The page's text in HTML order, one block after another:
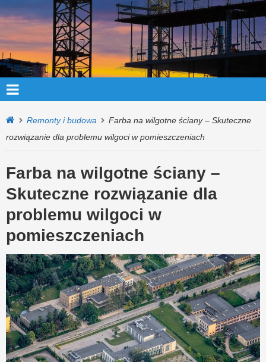
Remonty i budowa
Farba na wilgotne ściany – Skuteczne
rozwiązanie dla problemu wilgoci w pomieszczeniach
Farba na wilgotne ściany –
Skuteczne rozwiązanie dla
problemu wilgoci w
pomieszczeniach